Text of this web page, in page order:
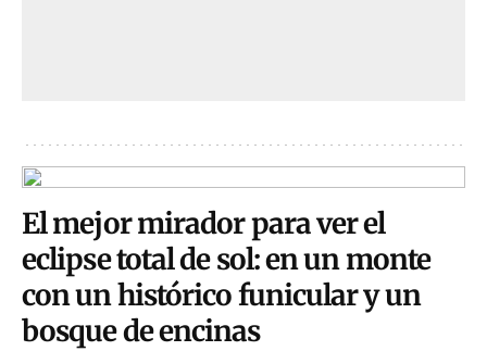
El mejor mirador para ver el
eclipse total de sol: en un monte
con un histórico funicular y un
bosque de encinas